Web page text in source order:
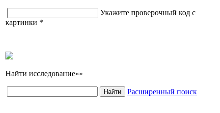
Укажите проверочный код с
картинки *
Найти исследование
Расширенный поиск